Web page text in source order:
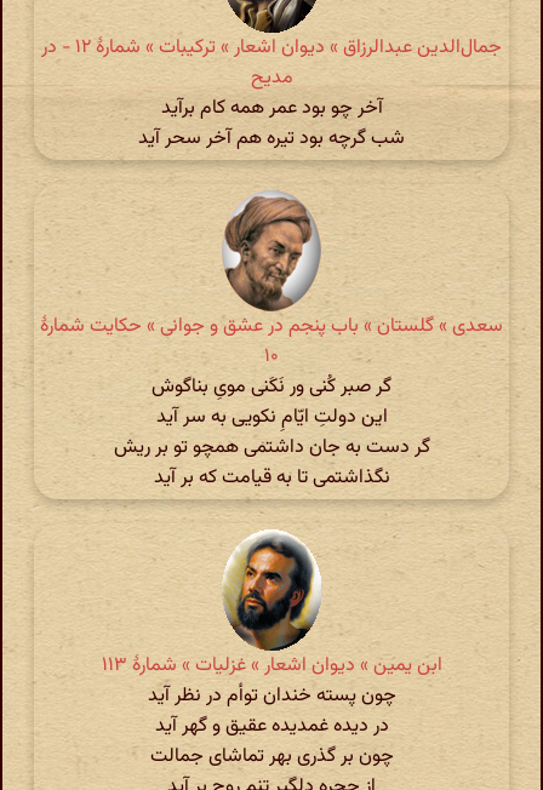
جمال‌الدین عبدالرزاق » دیوان اشعار » ترکیبات » شمارهٔ ۱۲ - در
مدیح
آخر چو بود عمر همه کام برآید
شب گرچه بود تیره هم آخر سحر آید
سعدی » گلستان » باب پنجم در عشق و جوانی » حکایت شمارهٔ
۱۰
گر صبر کُنی ور نَکَنی مویِ بناگوش
این دولتِ ایّامِ نکویی به سر آید
گر دست به جان داشتمی همچو تو بر ریش
نگذاشتمی تا به قیامت که بر آید
ابن یمین » دیوان اشعار » غزلیات » شمارهٔ ۱۱۳
چون پسته خندان توأم در نظر آید
در دیده غمدیده عقیق و گهر آید
چون بر گذری بهر تماشای جمالت